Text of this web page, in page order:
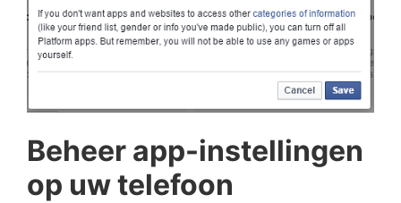
Beheer app-instellingen
op uw telefoon